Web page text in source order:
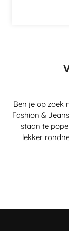
Ben je op zoek
Fashion &
staan te
lekker